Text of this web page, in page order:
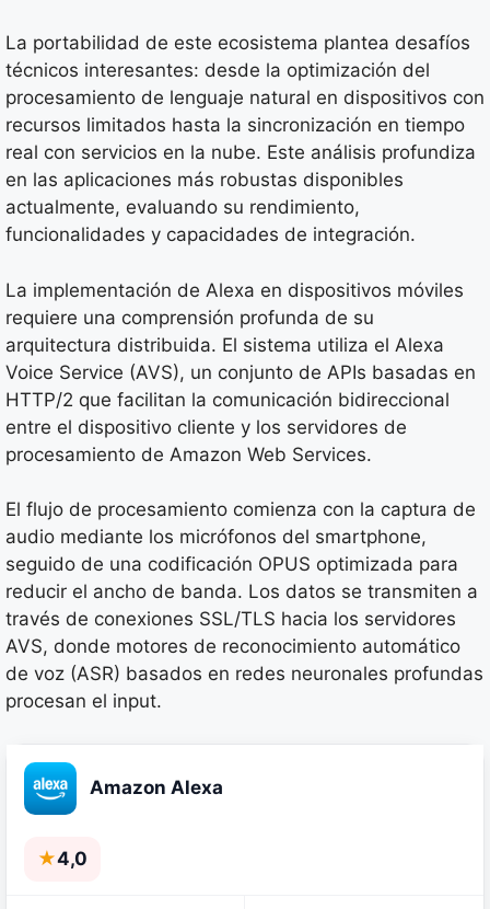
La portabilidad de este ecosistema plantea desafíos
técnicos interesantes: desde la optimización del
procesamiento de lenguaje natural en dispositivos con
recursos limitados hasta la sincronización en tiempo
real con servicios en la nube. Este análisis profundiza
en las aplicaciones más robustas disponibles
actualmente, evaluando su rendimiento,
funcionalidades y capacidades de integración.
La implementación de Alexa en dispositivos móviles
requiere una comprensión profunda de su
arquitectura distribuida. El sistema utiliza el Alexa
Voice Service (AVS), un conjunto de APIs basadas en
HTTP/2 que facilitan la comunicación bidireccional
entre el dispositivo cliente y los servidores de
procesamiento de Amazon Web Services.
El flujo de procesamiento comienza con la captura de
audio mediante los micrófonos del smartphone,
seguido de una codificación OPUS optimizada para
reducir el ancho de banda. Los datos se transmiten a
través de conexiones SSL/TLS hacia los servidores
AVS, donde motores de reconocimiento automático
de voz (ASR) basados en redes neuronales profundas
procesan el input.
Amazon Alexa
★4,0